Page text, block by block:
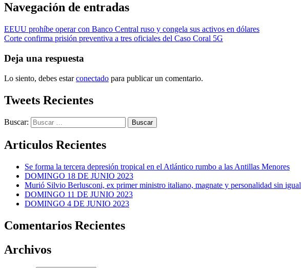
Navegación de entradas
EEUU prohíbe operar con Banco Central ruso y congela sus activos en dólares
Corte confirma prisión preventiva a tres oficiales del Caso Coral 5G
Deja una respuesta
Lo siento, debes estarconectado para publicar un comentario.
Tweets Recientes
Buscar:
Articulos Recientes
Se forma la tercera depresión tropical en el Atlántico rumbo a las Antillas Menores
DOMINGO 18 DE JUNIO 2023
Murió Silvio Berlusconi, ex primer ministro italiano, magnate y personalidad sin igual
DOMINGO 11 DE JUNIO 2023
DOMINGO 4 DE JUNIO 2023
Comentarios Recientes
Archivos